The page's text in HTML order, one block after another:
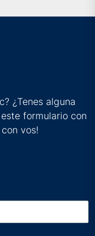
¿Tenes alguna
formulario con
vos!